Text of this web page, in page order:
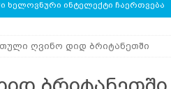
ხელოვნური ინტელექტი ჩაერთვება
ვერ ანაცვლებს დარგვა
ღვინო დიდ ბრიტანეთში